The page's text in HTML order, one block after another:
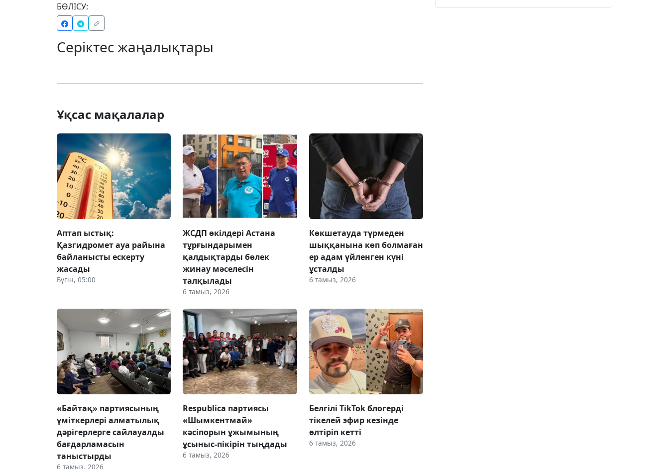
БӨЛІСУ:
Серіктес жаңалықтары
Ұқсас мақалалар
Аптап ыстық:
Қазгидромет ауа райына
байланысты ескерту
жасады
Бүгін, 05:00
ЖСДП өкілдері Астана
тұрғындарымен
қалдықтарды бөлек
жинау мәселесін
талқылады
6 тамыз, 2026
Көкшетауда түрмеден
шыққанына көп болмаған
ер адам үйленген күні
ұсталды
6 тамыз, 2026
«Байтақ» партиясының
үміткерлері алматылық
дәрігерлерге сайлауалды
бағдарламасын
таныстырды
6 тамыз, 2026
Respublica партиясы
«Шымкентмай»
кәсіпорын ұжымының
ұсыныс-пікірін тыңдады
6 тамыз, 2026
Белгілі TikTok блогерді
тікелей эфир кезінде
өлтіріп кетті
6 тамыз, 2026